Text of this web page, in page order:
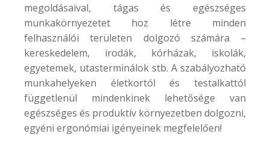
megoldásaival, tágas és egészséges
munkakörnyezetet hoz létre minden
felhasználói területen dolgozó számára –
kereskedelem, irodák, kórházak, iskolák,
egyetemek, utasterminálok stb. A szabályozható
munkahelyeken életkortól és testalkattól
függetlenül mindenkinek lehetősége van
egészséges és produktív környezetben dolgozni,
egyéni ergonómiai igényeinek megfelelően!